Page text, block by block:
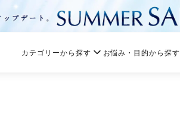
カテゴリーから探す お悩み・目的から探す